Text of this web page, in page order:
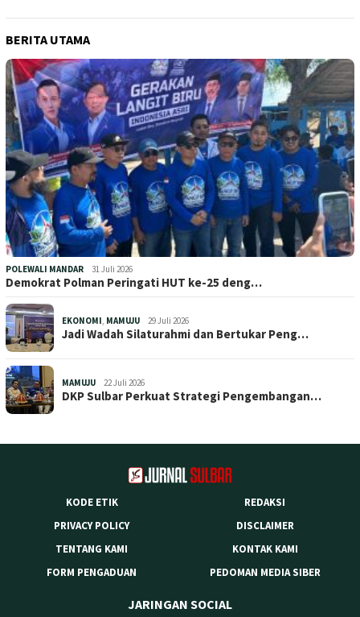
BERITA UTAMA
POLEWALI MANDAR 31 Juli 2026
Demokrat Polman Peringati HUT ke-25 deng…
EKONOMI, MAMUJU 29 Juli 2026
Jadi Wadah Silaturahmi dan Bertukar Peng…
MAMUJU 22 Juli 2026
DKP Sulbar Perkuat Strategi Pengembangan…
KODE ETIK
REDAKSI
PRIVACY POLICY
DISCLAIMER
TENTANG KAMI
KONTAK KAMI
FORM PENGADUAN
PEDOMAN MEDIA SIBER
JARINGAN SOCIAL